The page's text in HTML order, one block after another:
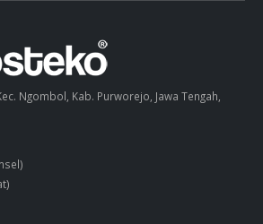
Ngombol, Kab. Purworejo, Jawa Tengah,